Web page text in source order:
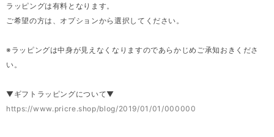
ラッピングは有料となります。
ご希望の方は、オプションから選択してください。
※ラッピングは中身が見えなくなりますのであらかじめご承知おきくださ
い。
▼ギフトラッピングについて▼
https://www.pricre.shop/blog/2019/01/01/000000